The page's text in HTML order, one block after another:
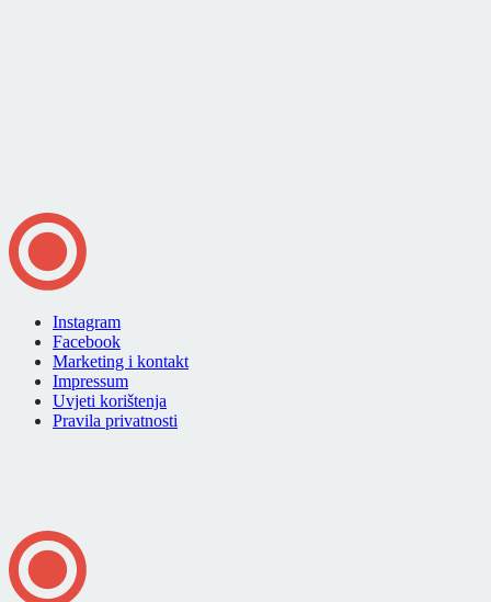
Instagram
Facebook
Marketing i kontakt
Impressum
Uvjeti korištenja
Pravila privatnosti